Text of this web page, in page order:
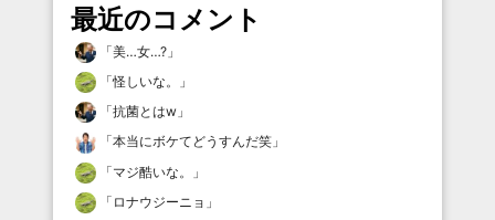
最近のコメント
「美…女…? 」
「怪しいな。
」
「抗菌とはw 」
「本当にボケてどうすんだ笑 」
「マジ酷いな。
」
「 ロナウジーニョ 」